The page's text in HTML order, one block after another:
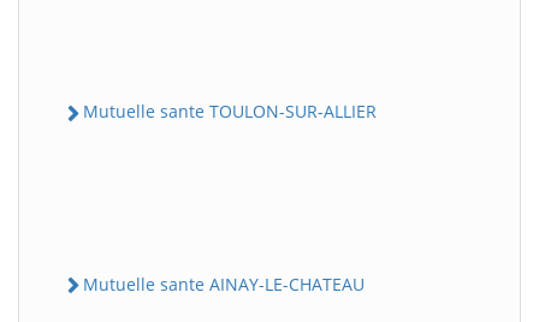
Mutuelle sante TOULON-SUR-ALLIER
Mutuelle sante AINAY-LE-CHATEAU